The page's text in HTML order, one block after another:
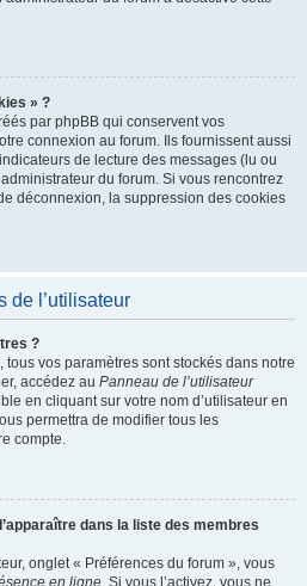
» ?
par phpBB qui conservent vos
connexion au forum. Ils fournissent aussi
de lecture des messages (lu ou
du forum. Si vous rencontrez
déconnexion, la suppression des cookies
de l’utilisateur
?
vos paramètres sont stockés dans notre
accédez au Panneau de l’utilisateur
en cliquant sur votre nom d’utilisateur en
permettra de modifier tous les
compte.
dans la liste des membres
onglet « Préférences du forum », vous
en ligne. Si vous l’activez, vous ne